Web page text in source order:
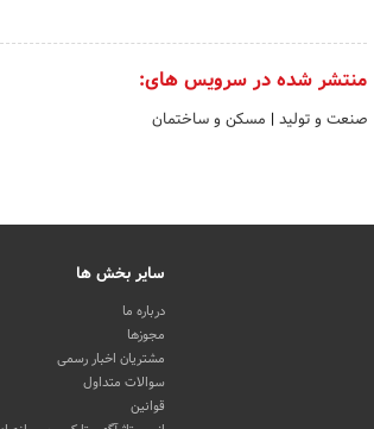
منتشر شده در سرویس های:
صنعت و تولید | مسکن و ساختمان
سایر بخش ها
درباره ما
مجوزها
مشتریان اخبار رسمی
سوالات متداول
قوانین